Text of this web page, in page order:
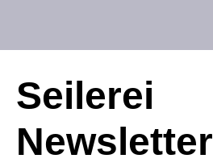
Seilerei
Newsletter